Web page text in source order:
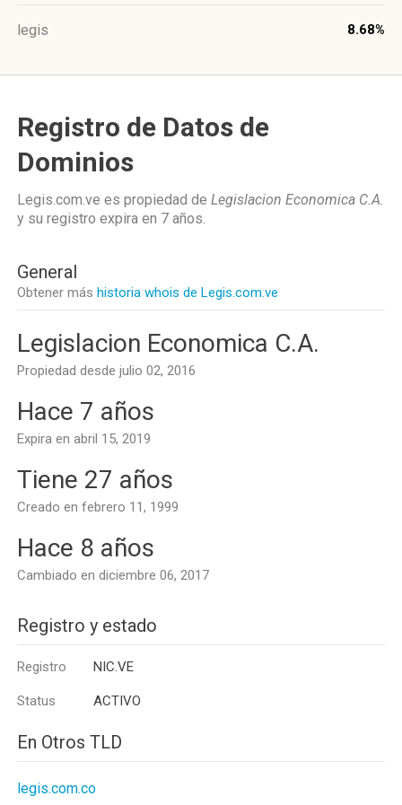
legis 8.68%
Registro de Datos de
Dominios
Legis.com.ve es propiedad de Legislacion Economica C.A.
y su registro expira en 7 años.
General
Obtener más historia whois de Legis.com.ve
Legislacion Economica C.A.
Propiedad desde julio 02, 2016
Hace 7 años
Expira en abril 15, 2019
Tiene 27 años
Creado en febrero 11, 1999
Hace 8 años
Cambiado en diciembre 06, 2017
Registro y estado
Registro NIC.VE
Status ACTIVO
En Otros TLD
legis.com.co